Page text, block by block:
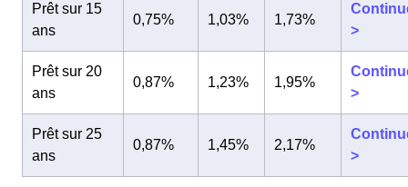
Prêt sur 15
ans
0,75% 1,03% 1,73%
>
Prêt sur 20
ans
0,87% 1,23% 1,95%
>
Prêt sur 25
ans
0,87% 1,45% 2,17%
>